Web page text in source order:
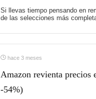
Si llevas tiempo pensando en
de las selecciones más
hace 3 meses
Amazon revienta precios
-54%)